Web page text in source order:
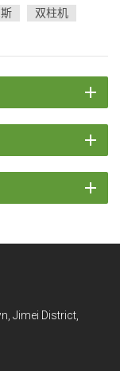
中发挥着至关重要
双柱机
Jimei District,